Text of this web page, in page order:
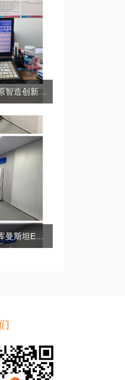
2024.9 中水电秦创原智造创新产业园高支模智能监测项目
2024.3 中国石油土库曼斯坦EPCC项目安全体验培训小屋